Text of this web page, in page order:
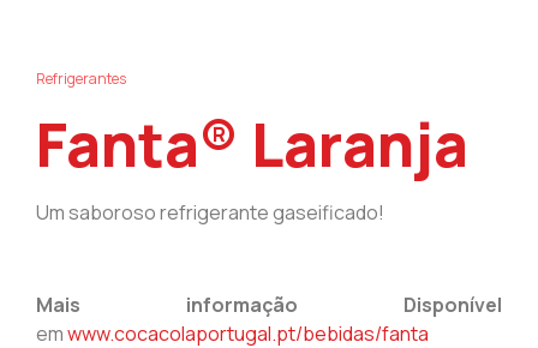
Refrigerantes
Fanta® Laranja
Um saboroso refrigerante gaseificado!
Mais informação Disponível
emwww.cocacolaportugal.pt/bebidas/fanta